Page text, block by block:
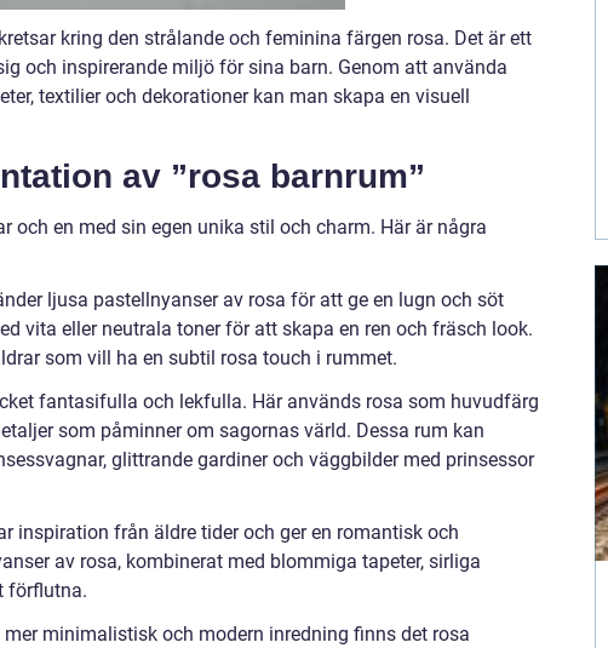
kring den strålande och feminina färgen rosa. Det är ett
och inspirerande miljö för sina barn. Genom att använda
textilier och dekorationer kan man skapa en visuell
av ”rosa barnrum”
och en med sin egen unika stil och charm. Här är några
ljusa pastellnyanser av rosa för att ge en lugn och söt
vita eller neutrala toner för att skapa en ren och fräsch look.
som vill ha en subtil rosa touch i rummet.
fantasifulla och lekfulla. Här används rosa som huvudfärg
som påminner om sagornas värld. Dessa rum kan
glittrande gardiner och väggbilder med prinsessor
inspiration från äldre tider och ger en romantisk och
av rosa, kombinerat med blommiga tapeter, sirliga
förflutna.
minimalistisk och modern inredning finns det rosa